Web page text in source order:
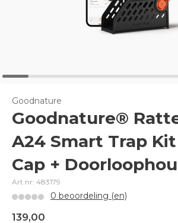
Goodnature
Goodnature®
A24 Smart Trap
Cap +
Art.nr: 483179
0 beoordeling (en)
139,00